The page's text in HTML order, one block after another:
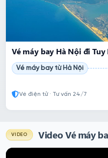
Vé máy bay Hà Nội đi Tuy
Vé máy bay từ Hà Nội
Vé điện tử · Tư vấn 24/7
VIDEO Video Vé máy